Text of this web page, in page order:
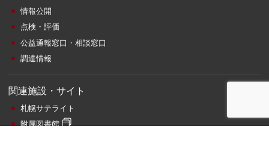
情報公開
点検・評価
公益通報窓口・相談窓口
調達情報
関連施設・サイト
札幌サテライト
附属図書館